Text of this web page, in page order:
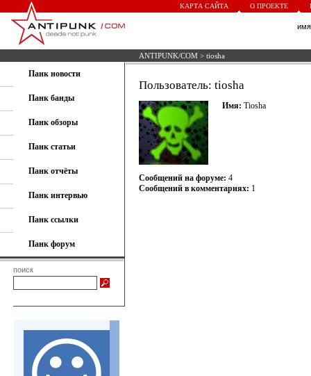
КАРТА САЙТА О ПРОЕКТЕ
ANTIPUNK/COM > tiosha
Панк новости
Панк банды
Панк обзоры
Панк статьи
Панк отчёты
Панк интервью
Панк ссылки
Панк форум
поиск
Пользователь: tiosha
Имя: Tiosha
Сообщений на форуме: 4
Сообщений в комментариях: 1